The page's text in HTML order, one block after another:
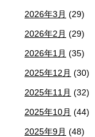
2026年3月 (29)
2026年2月 (29)
2026年1月 (35)
2025年12月 (30)
2025年11月 (32)
2025年10月 (44)
2025年9月 (48)